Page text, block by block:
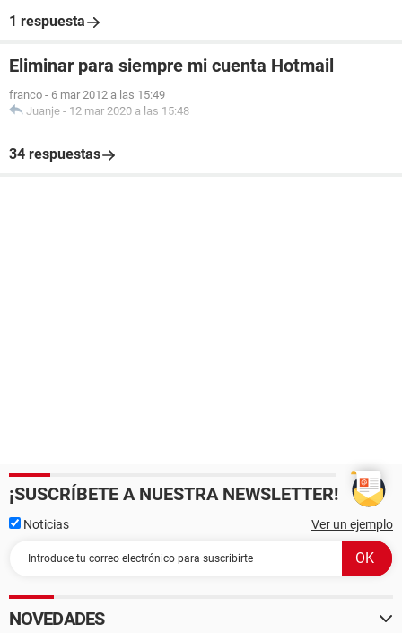
1 respuesta
Eliminar para siempre mi cuenta Hotmail
franco - 6 mar 2012 a las 15:49
Juanje - 12 mar 2020 a las 15:48
34 respuestas
¡SUSCRÍBETE A NUESTRA NEWSLETTER!
Noticias Ver un ejemplo
NOVEDADES